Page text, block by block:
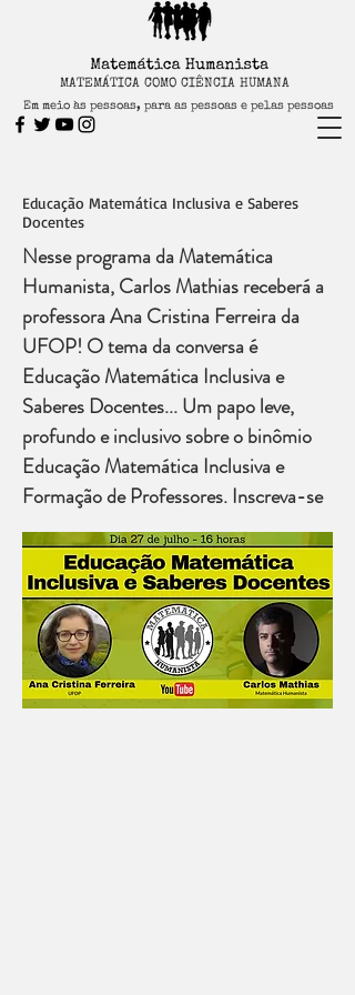
Em meio às pessoas, para as pessoas e pelas pessoas
MATEMÁTICA COMO CIÊNCIA HUMANA
Educação Matemática Inclusiva e Saberes
Docentes
Nesse programa da Matemática
Humanista, Carlos Mathias receberá a
professora Ana Cristina Ferreira da
UFOP! O tema da conversa é
Educação Matemática Inclusiva e
Saberes Docentes... Um papo leve,
profundo e inclusivo sobre o binômio
Educação Matemática Inclusiva e
Formação de Professores. Inscreva-se